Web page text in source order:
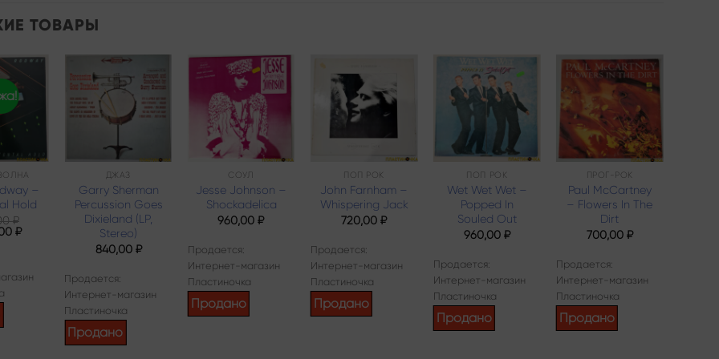
ТОВАРЫ
Add to
wishlist
–
Hold
₽
₽.
₽Текущая
Add to
wishlist
ДЖАЗ
Garry Sherman
Percussion Goes
Dixieland (LP,
Stereo)
840,00 ₽
Продается:
Интернет-магазин
Пластиночка
Продано
Add to
wishlist
СОУЛ
Jesse Johnson –
Shockadelica
960,00₽
Продается:
Интернет-магазин
Пластиночка
Продано
Add to
ПОП РОК
John Farnham –
Whispering Jack
720,00₽
Продается:
Интернет-магазин
Пластиночка
Продано
Add to
wishlist
ПОП РОК
Wet Wet Wet –
Popped In
Souled Out
960,00 ₽
Продается:
Интернет-магазин
Пластиночка
Продано
Add to
wishlist
ПРОГ-РОК
Paul McCartney
– Flowers In The
Dirt
700,00 ₽
Продается:
Интернет-магазин
Пластиночка
Продано